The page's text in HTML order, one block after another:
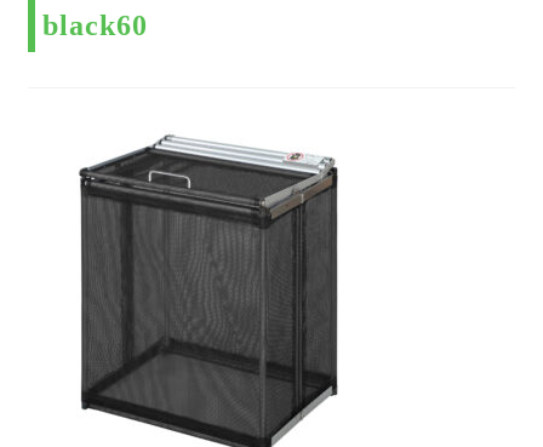
キ
ッ
プ
お支払い
からすノンノンの特徴
ゴミネットボックス補助金について
商品一覧
特定商取引法
black60